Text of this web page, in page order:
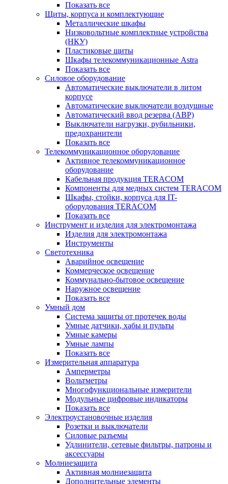
Показать все
Щиты, корпуса и комплектующие
Металлические шкафы
Низковольтные комплектные устройства
(НКУ)
Пластиковые щиты
Шкафы телекоммуникационные Astra
Показать все
Силовое оборудование
Автоматические выключатели в литом
корпусе
Автоматические выключатели воздушные
Автоматический ввод резерва (АВР)
Выключатели нагрузки, рубильники,
предохранители
Показать все
Телекоммуникационное оборудование
Активное телекоммуникационное
оборудование
Кабельная продукция TERACOM
Компоненты для медных систем TERACOM
Шкафы, стойки, корпуса для IT-
оборудования TERACOM
Показать все
Инструмент и изделия для электромонтажа
Изделия для электромонтажа
Инструменты
Светотехника
Аварийное освещение
Коммерческое освещение
Коммунально-бытовое освещение
Наружное освещение
Показать все
Умный дом
Система защиты от протечек воды
Умные датчики, хабы и пульты
Умные камеры
Умные лампы
Показать все
Измерительная аппаратура
Амперметры
Вольтметры
Многофункциональные измерители
Модульные цифровые индикаторы
Показать все
Электроустановочные изделия
Розетки и выключатели
Силовые разъемы
Удлинители, сетевые фильтры, патроны и
аксессуары
Молниезащита
Активная молниезащита
Дополнительные элементы